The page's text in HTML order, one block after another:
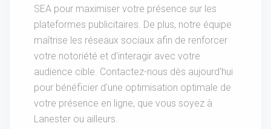
SEA pour maximiser votre présence sur les
plateformes publicitaires. De plus, notre équipe
maîtrise les réseaux sociaux afin de renforcer
votre notoriété et d'interagir avec votre
audience cible. Contactez-nous dès aujourd'hui
pour bénéficier d'une optimisation optimale de
votre présence en ligne, que vous soyez à
Lanester ou ailleurs.